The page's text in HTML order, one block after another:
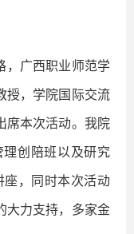
，广西职业师范学
授，学院国际交流
席本次活动。我院
创陪班以及研究
座，同时本次活动
大力支持，多家金